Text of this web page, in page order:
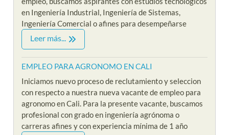
en Ingeniería Industrial, Ingeniería de Sistemas,
Ingeniería Comercial o afines para desempeñarse
Leer más...
EMPLEO PARA AGRONOMO EN CALI
Iniciamos nuevo proceso de reclutamiento y seleccion
con respecto a nuestra nueva vacante de empleo para
agronomo en Cali. Para la presente vacante, buscamos
profesional con grado en ingeniería agrónoma o
carreras afines y con experiencia mínima de 1 año